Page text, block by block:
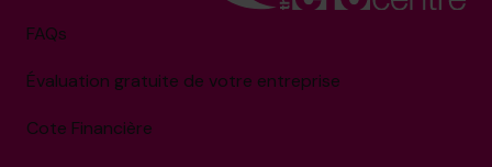
FAQs
Évaluation gratuite de votre entreprise
Cote Financière